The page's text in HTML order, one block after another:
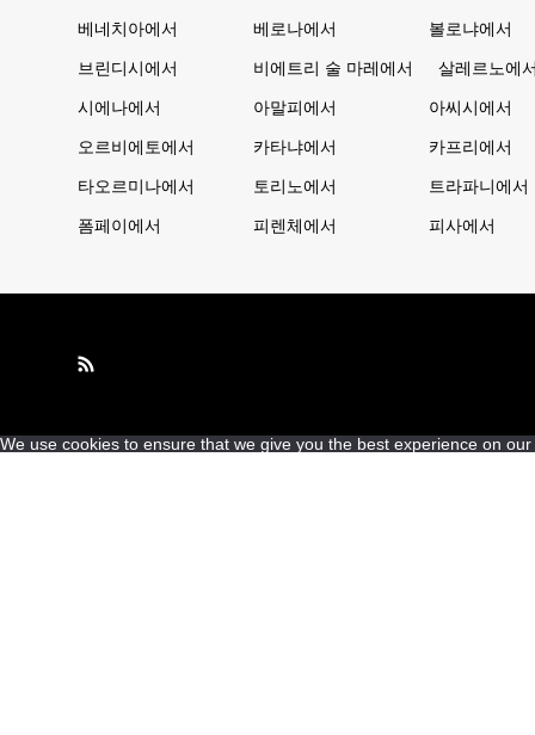
베네치아에서 베로나에서 볼로냐에서
브린디시에서 비에트리 술 마레에서 살레르노에
시에나에서 아말피에서 아씨시에서
오르비에토에서 카타냐에서 카프리에서
타오르미나에서 토리노에서 트라파니에서
폼페이에서 피렌체에서 피사에서
We use cookies to ensure that we give you the best experience on